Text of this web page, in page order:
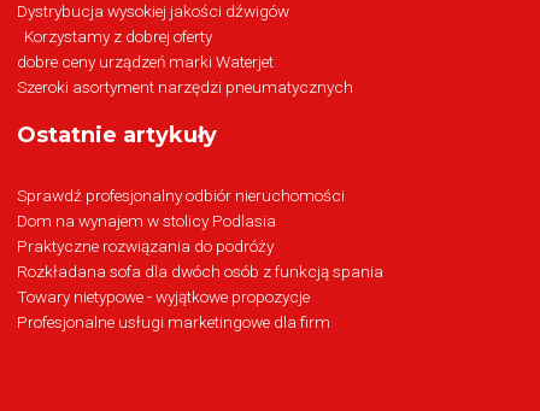
Dystrybucja wysokiej jakości dźwigów
Korzystamy z dobrej oferty
dobre ceny urządzeń marki Waterjet
Szeroki asortyment narzędzi pneumatycznych
Ostatnie artykuły
Sprawdź profesjonalny odbiór nieruchomości
Dom na wynajem w stolicy Podlasia
Praktyczne rozwiązania do podróży
Rozkładana sofa dla dwóch osób z funkcją spania
Towary nietypowe - wyjątkowe propozycje
Profesjonalne usługi marketingowe dla firm